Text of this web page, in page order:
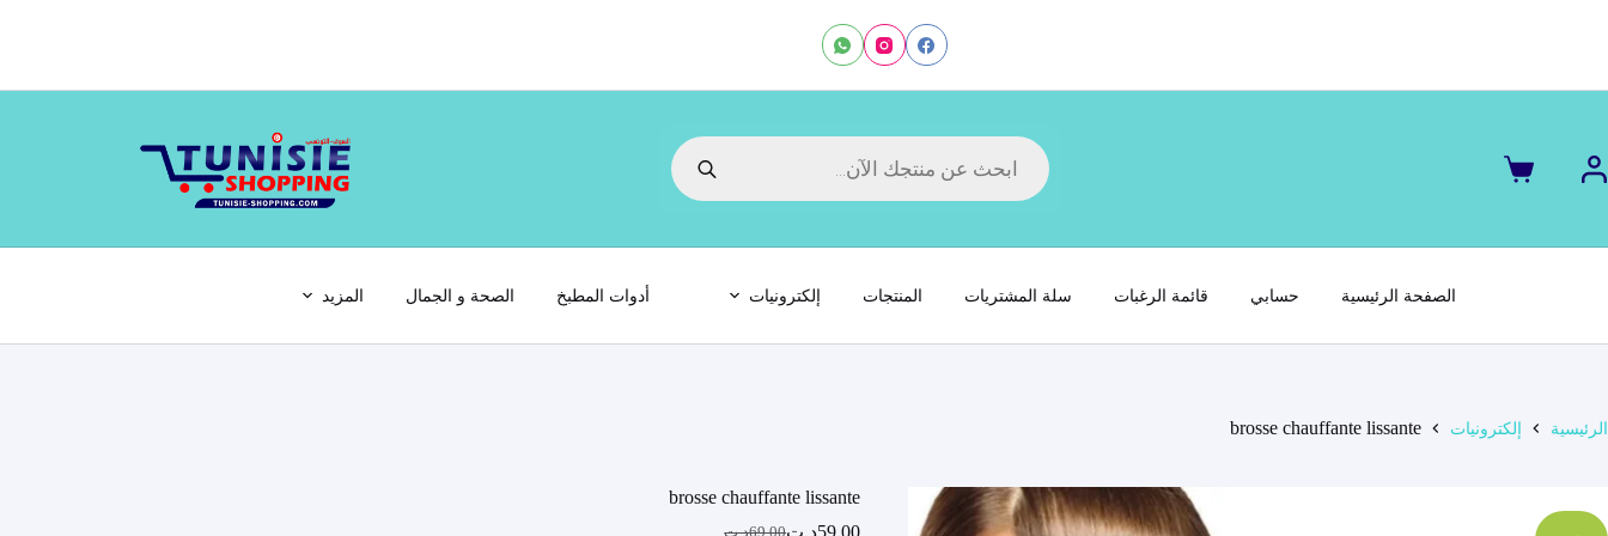
عربة
Products
search
الصفحة الرئيسية حسابي قائمة الرغبات سلة المشتريات المنتجات إلكترونيات أدوات المطبخ الصحة و الجمال المزيد
الرئيسية إلكترونيات brosse chauffante lissante
brosse chauffante lissante
69.00د.ت